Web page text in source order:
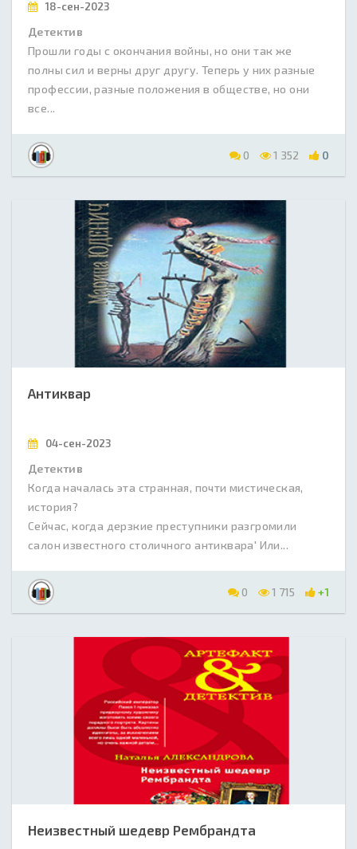
18-сен-2023
Детектив
Прошли годы с окончания войны, но они так же
полны сил и верны друг другу. Теперь у них разные
профессии, разные положения в обществе, но они
все...
0 1 352 0
Антиквар
04-сен-2023
Детектив
Когда началась эта странная, почти мистическая,
история?
Сейчас, когда дерзкие преступники разгромили
салон известного столичного антиквара' Или...
0 1 715 +1
Неизвестный шедевр Рембрандта